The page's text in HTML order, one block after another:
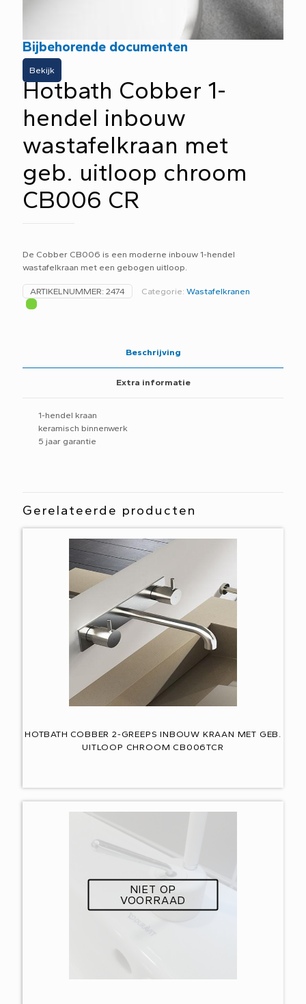
Bijbehorende documenten
Bekijk
Hotbath Cobber 1-
hendel inbouw
wastafelkraan met
geb. uitloop chroom
CB006 CR
De Cobber CB006 is een moderne inbouw 1-hendel
wastafelkraan met een gebogen uitloop.
ARTIKELNUMMER: 2474 Categorie: Wastafelkranen
Beschrijving
Extra informatie
1-hendel kraan
keramisch binnenwerk
5 jaar garantie
Gerelateerde producten
HOTBATH COBBER 2-GREEPS INBOUW KRAAN MET GEB.
UITLOOP CHROOM CB006TCR
NIET OP
VOORRAAD